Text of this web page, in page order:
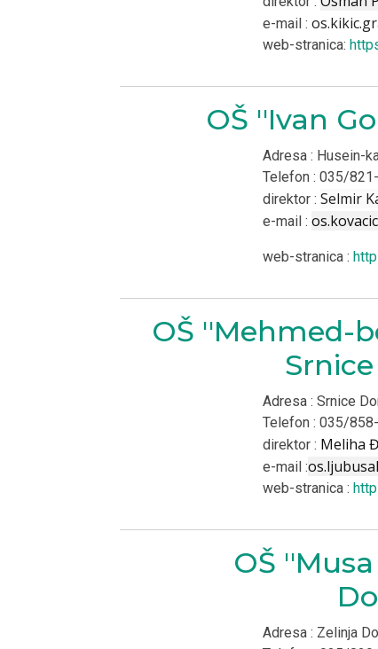
e-mail :
web-stranica:
OŠ ''Ivan
Adresa : Husein-
Telefon : 035/
direktor :Selmir
e-mail :
web-stranica :
OŠ ''Mehmed-
Adresa : Srnice
Telefon : 035/
direktor : Meliha
e-mail :
web-stranica :
OŠ
Adresa : Zelinja